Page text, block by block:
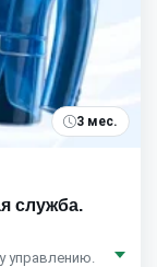
3 мес.
служба.
управлению.